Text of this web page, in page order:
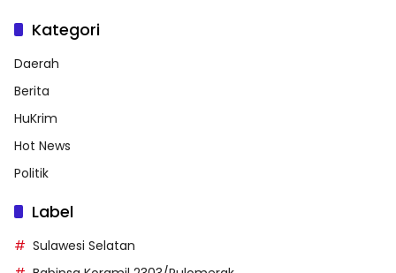
Kategori
Daerah
Berita
HuKrim
Hot News
Politik
Label
Sulawesi Selatan